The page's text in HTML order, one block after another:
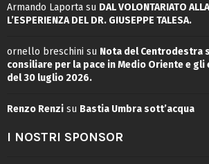
Armando Laporta su DAL VOLONTARIATO
L’ESPERIENZA DEL DR. GIUSEPPE TALESA.
ornello breschini su Nota del Centrodestra
consiliare per la pace in Medio Oriente e
del 30 luglio 2026.
Renzo Renzi su Bastia Umbra sott’acqua
I NOSTRI SPONSOR